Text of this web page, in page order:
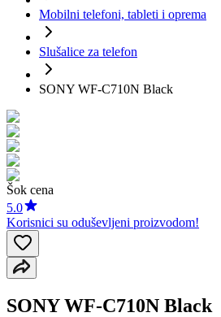
Mobilni telefoni, tableti i oprema
Slušalice za telefon
SONY WF-C710N Black
Šok cena
5.0
Korisnici su oduševljeni proizvodom!
SONY WF-C710N Black